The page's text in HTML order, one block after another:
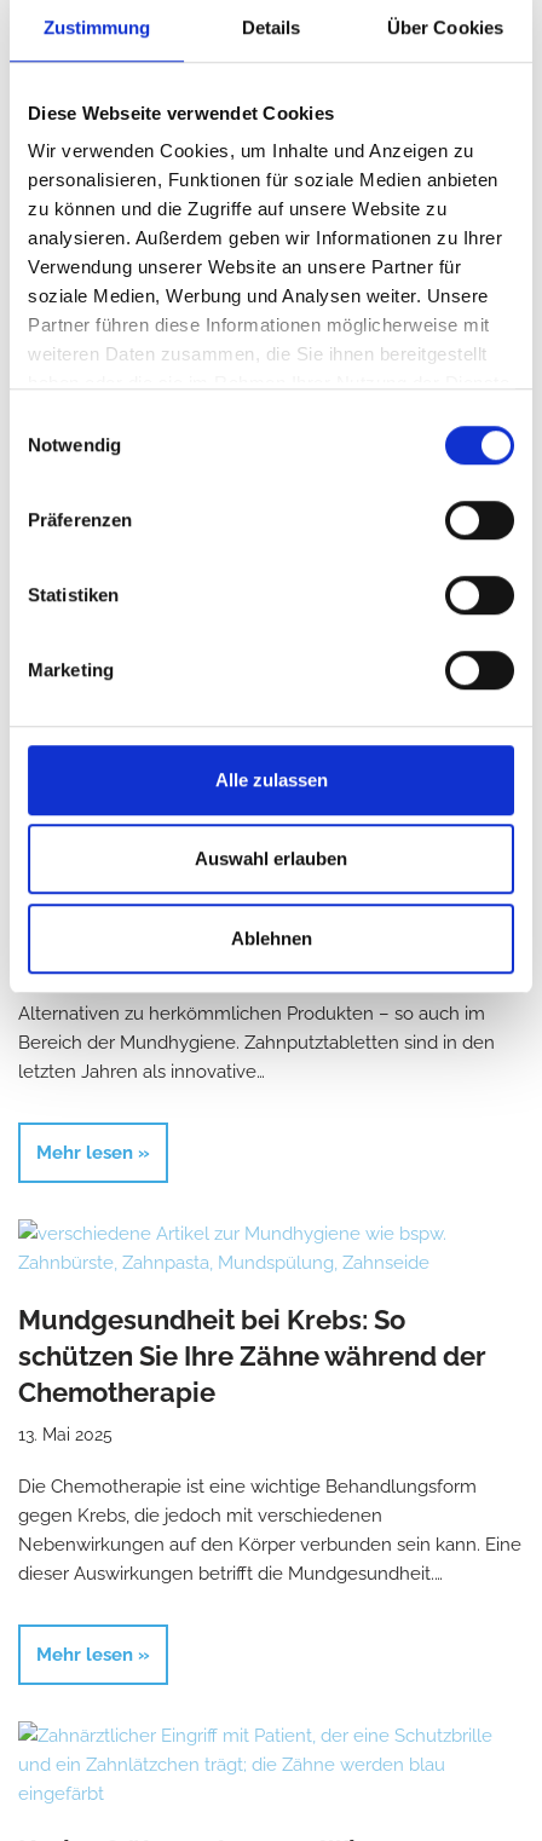
Zustimmung Details Über Cookies
Diese Webseite verwendet Cookies
Wir verwenden Cookies, um Inhalte und Anzeigen zu
personalisieren, Funktionen für soziale Medien anbieten
zu können und die Zugriffe auf unsere Website zu
analysieren. Außerdem geben wir Informationen zu Ihrer
Verwendung unserer Website an unsere Partner für
soziale Medien, Werbung und Analysen weiter. Unsere
Partner führen diese Informationen möglicherweise mit
weiteren Daten zusammen, die Sie ihnen bereitgestellt
Notwendig
Präferenzen
Statistiken
Marketing
Alle zulassen
Auswahl erlauben
Ablehnen
für die Mundgesundheit
29. August 2025
Die Mundgesundheit umfasst weit mehr als nur das
Zähneputzen. Viele Menschen konzentrieren sich auf ihre
Zähne, vergessen jedoch häufig die Zunge – ein ebenso
wichtiges…
Mehr lesen »
Zahnfüllung raus? So reagieren Sie
richtig!
rausgefallen. Für viele Patientinnen und Patienten…
Mehr lesen »
Zahnputztabletten: Eine nachhaltige
Alternative zu Zahnpasta?
Alternativen zu herkömmlichen Produkten – so auch im
Bereich der Mundhygiene. Zahnputztabletten sind in den
letzten Jahren als innovative…
Mehr lesen »
Mundgesundheit bei Krebs: So
schützen Sie Ihre Zähne während der
Chemotherapie
13. Mai 2025
Die Chemotherapie ist eine wichtige Behandlungsform
gegen Krebs, die jedoch mit verschiedenen
Nebenwirkungen auf den Körper verbunden sein kann. Eine
dieser Auswirkungen betrifft die Mundgesundheit.…
Mehr lesen »